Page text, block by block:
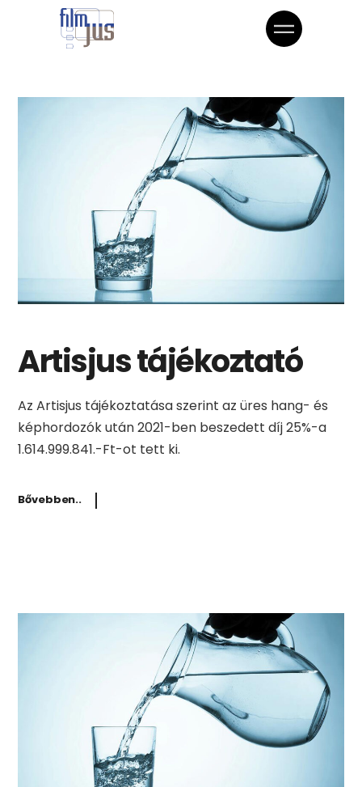
Artisjus tájékoztató
Az Artisjus tájékoztatása szerint az üres hang- és
képhordozók után 2021-ben beszedett díj 25%-a
1.614.999.841.-Ft-ot tett ki.
Bővebben..